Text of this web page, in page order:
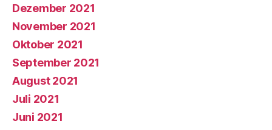
Dezember 2021
November 2021
Oktober 2021
September 2021
August 2021
Juli 2021
Juni 2021